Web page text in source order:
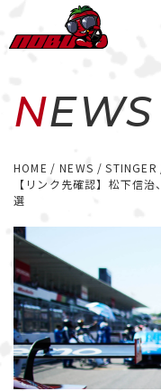
NEWS
HOME NEWS
STINGER
【リンク先確認】松下信
選